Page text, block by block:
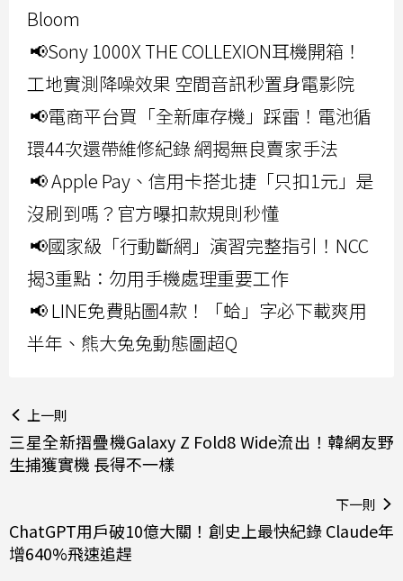
Bloom
📢Sony 1000X THE COLLEXION耳機開箱！
工地實測降噪效果 空間音訊秒置身電影院
📢電商平台買「全新庫存機」踩雷！電池循
環44次還帶維修紀錄 網揭無良賣家手法
📢 Apple Pay、信用卡搭北捷「只扣1元」是
沒刷到嗎？官方曝扣款規則秒懂
📢國家級「行動斷網」演習完整指引！NCC
揭3重點：勿用手機處理重要工作
📢 LINE免費貼圖4款！「蛤」字必下載爽用
半年、熊大兔兔動態圖超Q
上一則
三星全新摺疊機Galaxy Z Fold8 Wide流出！韓網友野
生捕獲實機 長得不一樣
下一則
ChatGPT用戶破10億大關！創史上最快紀錄 Claude年
增640%飛速追趕